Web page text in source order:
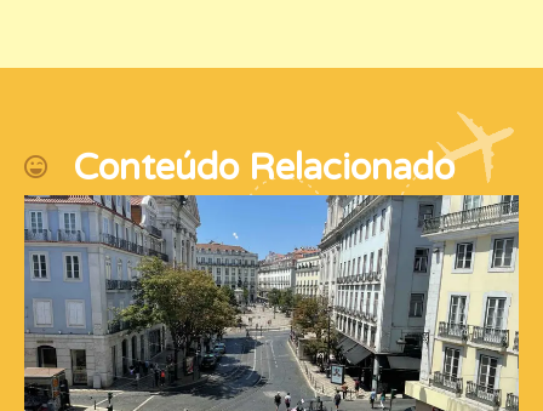
Conteúdo Relacionado